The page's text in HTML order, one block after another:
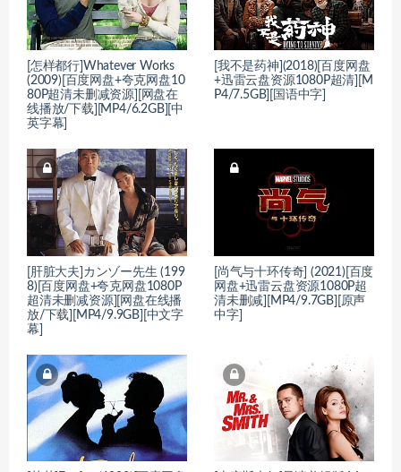
[怎样都行]Whatever Works
(2009)[百度网盘+夸克网盘10
80P超清未删减资源][网盘在
线播放/下载][MP4/6.2GB][中
英字幕]
[我不是药神](2018)[百度网盘
+迅雷云盘资源1080P超清][M
P4/7.5GB][国语中字]
[肝脏大夫]カンゾー先生 (199
8)[百度网盘+夸克网盘1080P
超清未删减资源][网盘在线播
放/下载][MP4/9.9GB][中文字
幕]
[尚气与十环传奇] (2021)[百度
网盘+迅雷云盘资源1080P超
清未删减][MP4/9.7GB][原声
中字]